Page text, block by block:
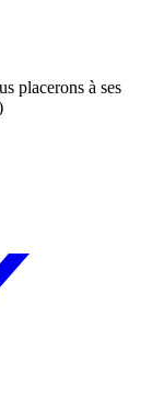
placerons à ses